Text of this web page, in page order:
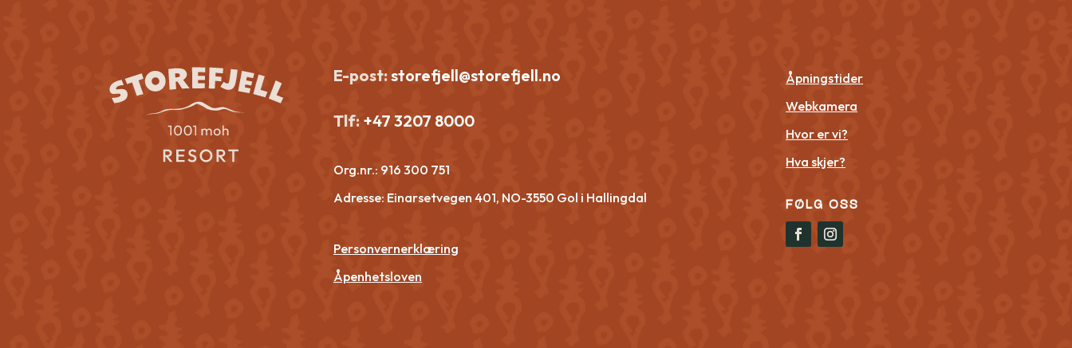
E-post: storefjell@storefjell.no
Tlf: +47 3207 8000
Org.nr.: 916 300 751
Adresse: Einarsetvegen 401, NO-3550 Gol i Hallingdal
Personvernerklæring
Åpenhetsloven
Åpningstider
Webkamera
Hvor er vi?
Hva skjer?
FØLG OSS